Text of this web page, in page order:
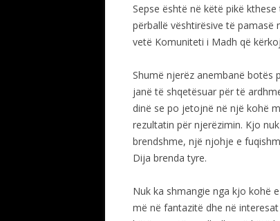
Sepse është në këtë pikë
përballë vështirësive të pamasë
vetë Komuniteti i Madh që
Shumë njerëz anembanë botës
janë të shqetësuar për të
dinë se po jetojnë në një kohë
rezultatin për njerëzimin. Kjo
brendshme, një njohje e
Dija brenda tyre.
Nuk ka shmangie nga kjo kohë
më në fantazitë dhe në